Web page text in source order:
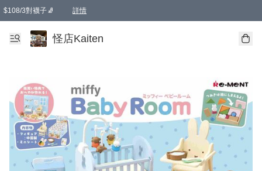
$108/3對襪子🧦 詳情
卡通傘☂️2把8折
購物滿 HKD 650.00即享免運費優惠！（適用於 本地送貨、本地取貨 )
怪店Kaiten